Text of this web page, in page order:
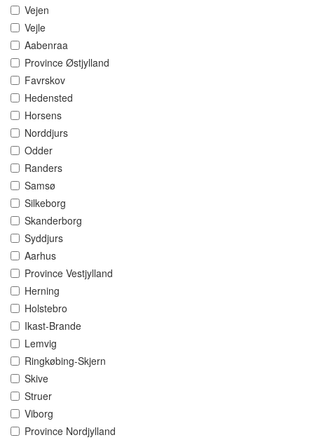
Vejen
Vejle
Aabenraa
Province Østjylland
Favrskov
Hedensted
Horsens
Norddjurs
Odder
Randers
Samsø
Silkeborg
Skanderborg
Syddjurs
Aarhus
Province Vestjylland
Herning
Holstebro
Ikast-Brande
Lemvig
Ringkøbing-Skjern
Skive
Struer
Viborg
Province Nordjylland